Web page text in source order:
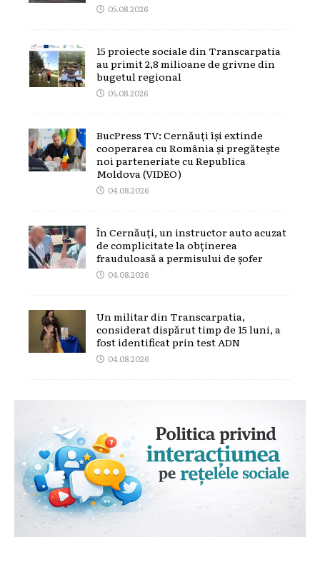
05.08.2026
15 proiecte sociale din Transcarpatia
au primit 2,8 milioane de grivne din
bugetul regional
05.08.2026
BucPress TV: Cernăuți își extinde
cooperarea cu România și pregătește
noi parteneriate cu Republica
Moldova (VIDEO)
04.08.2026
În Cernăuți, un instructor auto acuzat
de complicitate la obținerea
frauduloasă a permisului de șofer
04.08.2026
Un militar din Transcarpatia,
considerat dispărut timp de 15 luni, a
fost identificat prin test ADN
04.08.2026